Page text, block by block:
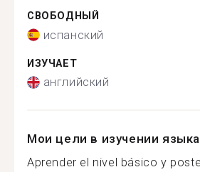
СВОБОДНЫЙ
испанский
ИЗУЧАЕТ
английский
Мои цели в изучении языка
Aprender el nivel básico y